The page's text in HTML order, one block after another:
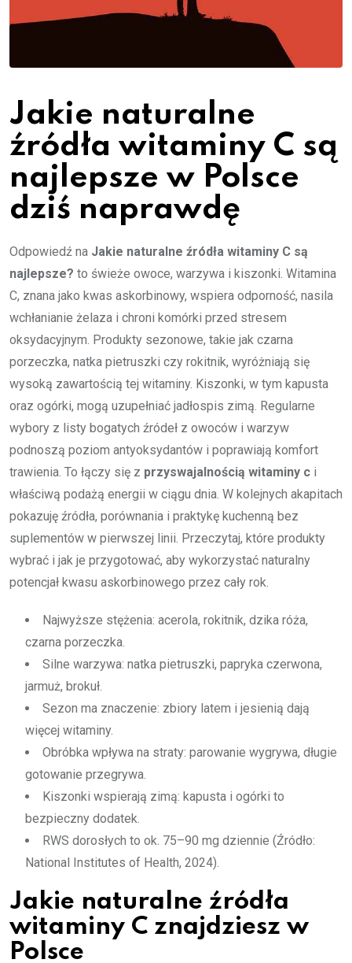
Jakie naturalne
źródła witaminy C są
najlepsze w Polsce
dziś naprawdę
Odpowiedź na Jakie naturalne źródła witaminy C są
najlepsze? to świeże owoce, warzywa i kiszonki. Witamina
C, znana jako kwas askorbinowy, wspiera odporność, nasila
wchłanianie żelaza i chroni komórki przed stresem
oksydacyjnym. Produkty sezonowe, takie jak czarna
porzeczka, natka pietruszki czy rokitnik, wyróżniają się
wysoką zawartością tej witaminy. Kiszonki, w tym kapusta
oraz ogórki, mogą uzupełniać jadłospis zimą. Regularne
wybory z listy bogatych źródeł z owoców i warzyw
podnoszą poziom antyoksydantów i poprawiają komfort
trawienia. To łączy się z przyswajalnością witaminy c i
właściwą podażą energii w ciągu dnia. W kolejnych akapitach
pokazuję źródła, porównania i praktykę kuchenną bez
suplementów w pierwszej linii. Przeczytaj, które produkty
wybrać i jak je przygotować, aby wykorzystać naturalny
potencjał kwasu askorbinowego przez cały rok.
Najwyższe stężenia: acerola, rokitnik, dzika róża,
czarna porzeczka.
Silne warzywa: natka pietruszki, papryka czerwona,
jarmuż, brokuł.
Sezon ma znaczenie: zbiory latem i jesienią dają
więcej witaminy.
Obróbka wpływa na straty: parowanie wygrywa, długie
gotowanie przegrywa.
Kiszonki wspierają zimą: kapusta i ogórki to
bezpieczny dodatek.
RWS dorosłych to ok. 75–90 mg dziennie (Źródło:
National Institutes of Health, 2024).
Jakie naturalne źródła
witaminy C znajdziesz w
Polsce